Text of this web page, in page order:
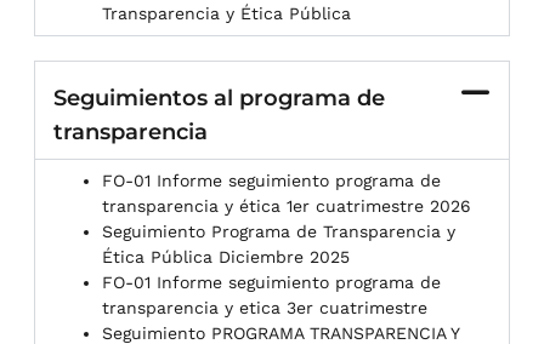
Transparencia y Ética Pública
Seguimientos al programa de
transparencia
FO-01 Informe seguimiento programa de
transparencia y ética 1er cuatrimestre 2026
Seguimiento Programa de Transparencia y
Ética Pública Diciembre 2025
FO-01 Informe seguimiento programa de
transparencia y etica 3er cuatrimestre
Seguimiento PROGRAMA TRANSPARENCIA Y